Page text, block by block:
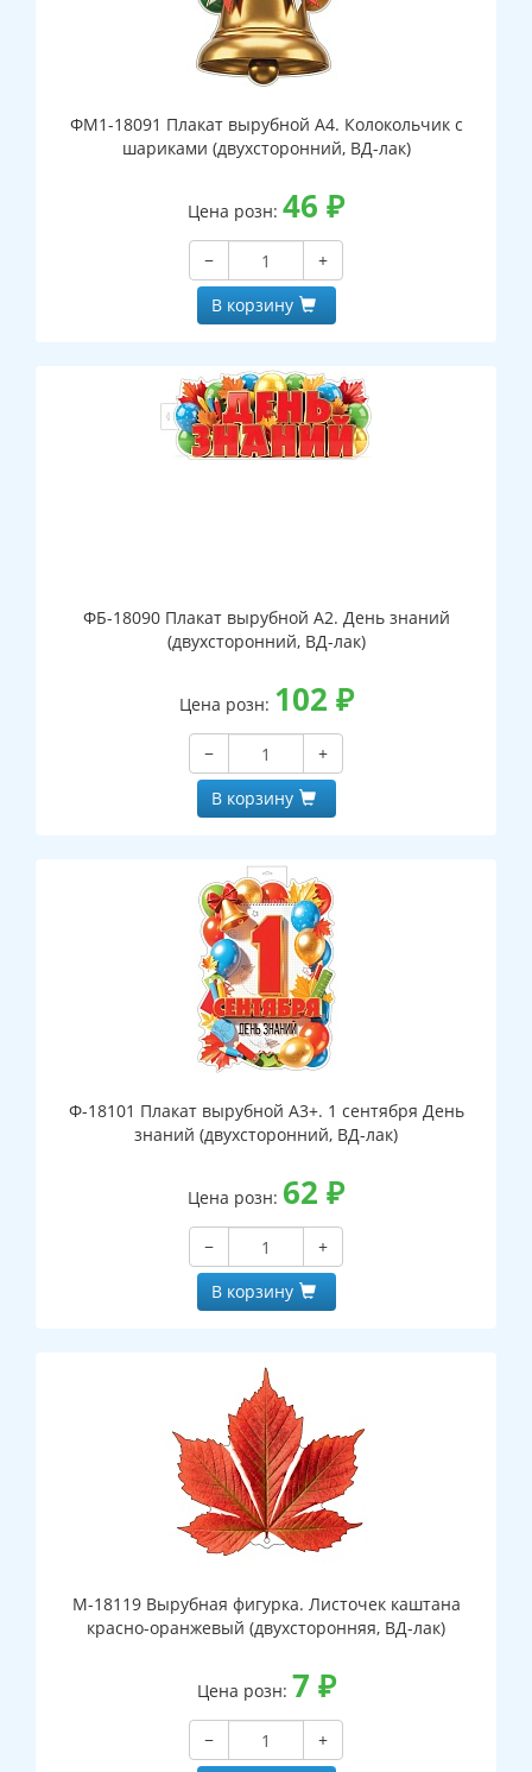
ФМ1-18091 Плакат вырубной А4. Колокольчик с
шариками (двухсторонний, ВД-лак)
Цена розн: 46 ₽
−
+
В корзину
ФБ-18090 Плакат вырубной А2. День знаний
(двухсторонний, ВД-лак)
Цена розн: 102 ₽
−
+
В корзину
Ф-18101 Плакат вырубной А3+. 1 сентября День
знаний (двухсторонний, ВД-лак)
Цена розн: 62 ₽
−
+
В корзину
М-18119 Вырубная фигурка. Листочек каштана
красно-оранжевый (двухсторонняя, ВД-лак)
Цена розн: 7 ₽
−
+